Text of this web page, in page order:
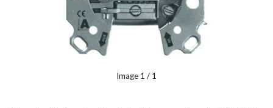
Image 1 / 1